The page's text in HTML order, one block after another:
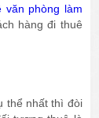
văn phòng làm
hàng đi thuê
thể nhất thì đòi